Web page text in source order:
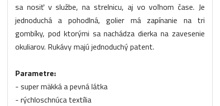
sa nosiť v službe, na strelnicu, aj vo voľnom čase. Je
jednoduchá a pohodlná, golier má zapínanie na tri
gombíky, pod ktorými sa nachádza dierka na zavesenie
okuliarov. Rukávy majú jednoduchý patent.
Parametre:
- super mäkká a pevná látka
- rýchloschnúca textília